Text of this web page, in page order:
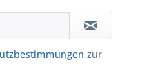
zur